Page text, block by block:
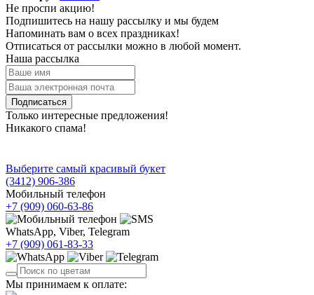
Не проспи акцию!
Подпишитесь на нашу рассылку и мы будем
Напоминать вам о всех праздниках!
Отписаться от рассылки можно в любой момент.
Наша рассылка
Подписаться
Только интересные предложения!
Никакого спама!
Выберите самый красивый букет
(3412) 906-386
Мобильный телефон
+7 (909) 060-63-86
WhatsApp, Viber, Telegram
+7 (909) 061-83-33
Мы принимаем к оплате: